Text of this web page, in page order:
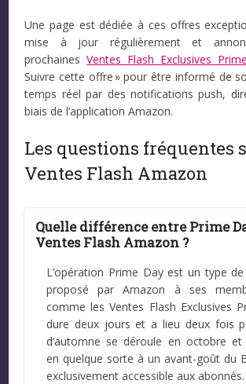
Une page est dédiée à ces offres
mise à jour régulièrement et
prochainesVentes Flash Exclusives Prime
Suivre cette offre » pour être informé de
temps réel par des notifications push,
biais de l’application Amazon.
Les questions fréquentes
Ventes Flash Amazon
Quelle différence entre Prime
Ventes Flash Amazon ?
L’opération Prime Day est un type
proposé par Amazon à ses
comme les Ventes Flash Exclusives
dure deux jours et a lieu deux fois
d’automne se déroule en octobre et
en quelque sorte à un avant-goût du
exclusivement accessible aux abonnés.